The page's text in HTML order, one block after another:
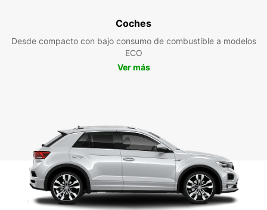
Coches
Desde compacto con bajo consumo de combustible a modelos
ECO
Ver más